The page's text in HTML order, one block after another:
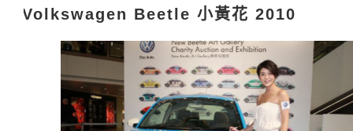
表
於
Volkswagen Beetle 小黃花 2010